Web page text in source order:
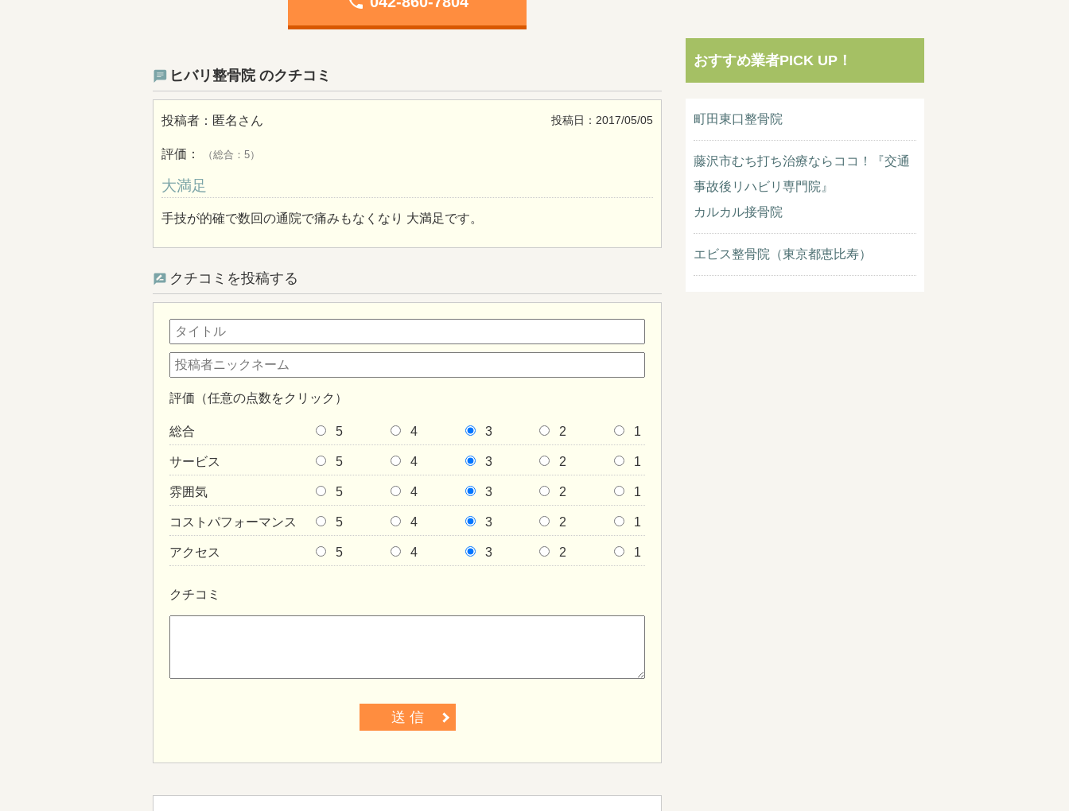
ヒバリ整骨院 のクチコミ
投稿者： 匿名 さん 投稿日：2017/05/05
評価： （総合：5）
大満足
手技が的確で数回の通院で痛みもなくなり 大満足です。
クチコミを投稿する
評価（任意の点数をクリック）
総合 5 4 3 2 1
サービス 5 4 3 2 1
雰囲気 5 4 3 2 1
コストパフォーマンス 5 4 3 2 1
アクセス 5 4 3 2 1
クチコミ
送 信
おすすめ業者PICK UP！
町田東口整骨院
藤沢市むち打ち治療ならココ！『交通
事故後リハビリ専門院』
カルカル接骨院
エビス整骨院（東京都恵比寿）